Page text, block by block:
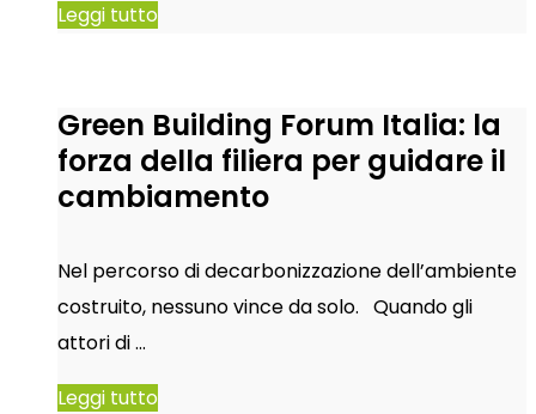
Leggi tutto
Green Building Forum Italia: la
forza della filiera per guidare il
cambiamento
Nel percorso di decarbonizzazione dell’ambiente
costruito, nessuno vince da solo. Quando gli
attori di …
Leggi tutto